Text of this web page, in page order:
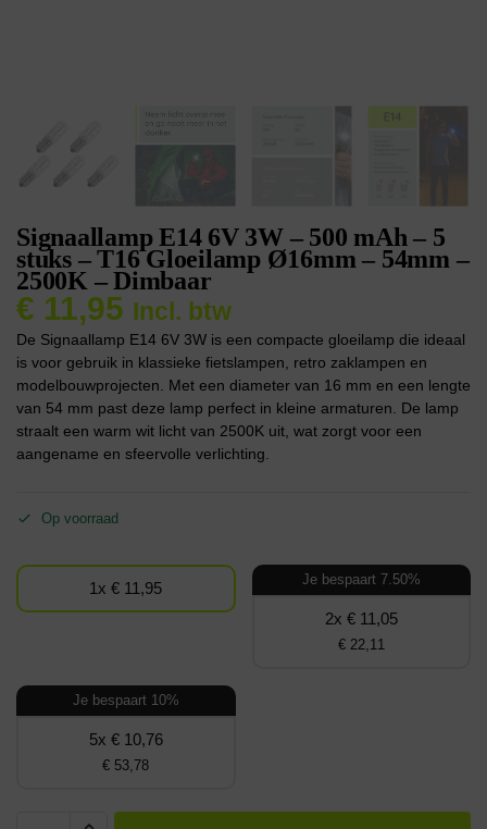
Signaallamp E14 6V 3W – 500 mAh – 5
stuks – T16 Gloeilamp Ø16mm – 54mm –
2500K – Dimbaar
€ 11,95 Incl. btw
De Signaallamp E14 6V 3W is een compacte gloeilamp die ideaal
is voor gebruik in klassieke fietslampen, retro zaklampen en
modelbouwprojecten. Met een diameter van 16 mm en een lengte
van 54 mm past deze lamp perfect in kleine armaturen. De lamp
straalt een warm wit licht van 2500K uit, wat zorgt voor een
aangename en sfeervolle verlichting.
Op voorraad
1x € 11,95 Je bespaart 7.50%
2x € 11,05
€ 22,11
Je bespaart 10%
5x € 10,76
€ 53,78